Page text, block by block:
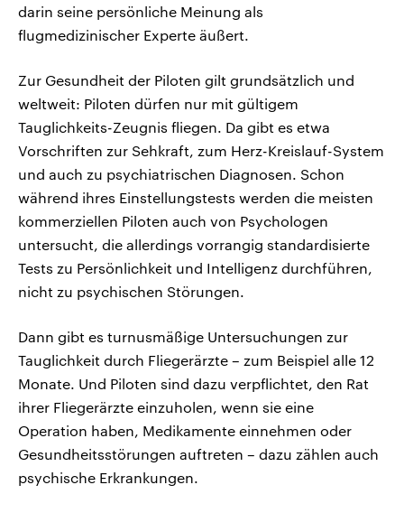
darin seine persönliche Meinung als
flugmedizinischer Experte äußert.
Zur Gesundheit der Piloten gilt grundsätzlich und
weltweit: Piloten dürfen nur mit gültigem
Tauglichkeits-Zeugnis fliegen. Da gibt es etwa
Vorschriften zur Sehkraft, zum Herz-Kreislauf-System
und auch zu psychiatrischen Diagnosen. Schon
während ihres Einstellungstests werden die meisten
kommerziellen Piloten auch von Psychologen
untersucht, die allerdings vorrangig standardisierte
Tests zu Persönlichkeit und Intelligenz durchführen,
nicht zu psychischen Störungen.
Dann gibt es turnusmäßige Untersuchungen zur
Tauglichkeit durch Fliegerärzte – zum Beispiel alle 12
Monate. Und Piloten sind dazu verpflichtet, den Rat
ihrer Fliegerärzte einzuholen, wenn sie eine
Operation haben, Medikamente einnehmen oder
Gesundheitsstörungen auftreten – dazu zählen auch
psychische Erkrankungen.